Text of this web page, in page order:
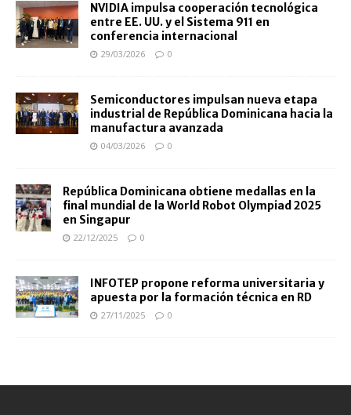
NVIDIA impulsa cooperación tecnológica
entre EE. UU. y el Sistema 911 en
conferencia internacional
29/03/2026 0
Semiconductores impulsan nueva etapa
industrial de República Dominicana hacia la
manufactura avanzada
04/03/2026 0
República Dominicana obtiene medallas en la
final mundial de la World Robot Olympiad 2025
en Singapur
22/12/2025 0
INFOTEP propone reforma universitaria y
apuesta por la formación técnica en RD
27/11/2025 0